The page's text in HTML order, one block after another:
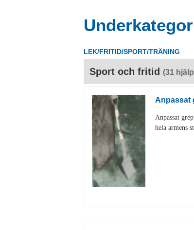
LEK/FRITID/SPORT/TRÄNING
Sport och fritid (31
Anpassat
Anpassat
hela armens